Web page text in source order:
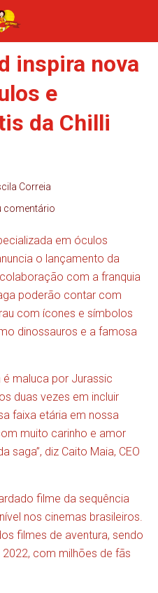
inspira nova
e
da Chilli
Correia
comentário
em óculos
o lançamento da
com a franquia
poderão contar com
com ícones e símbolos
dinossauros e a famosa
maluca por Jurassic
duas vezes em incluir
faixa etária em nossa
muito carinho e amor
saga”, diz Caito Maia, CEO
filme da sequência
nos cinemas brasileiros.
filmes de aventura, sendo
com milhões de fãs